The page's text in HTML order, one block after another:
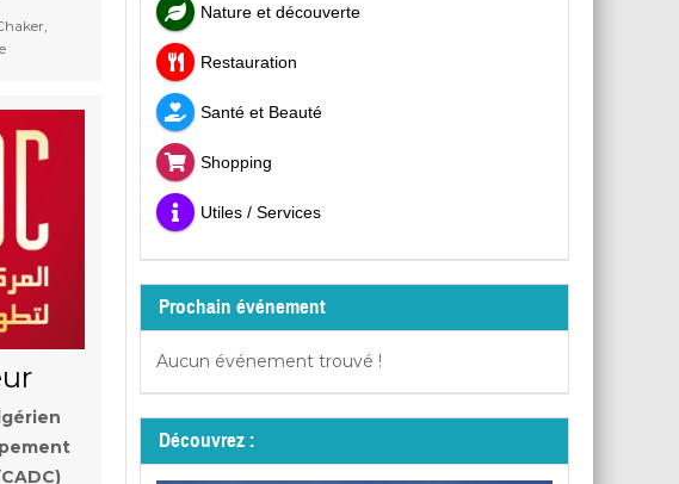
Nature et découverte
Restauration
Santé et Beauté
Shopping
Utiles / Services
Prochain événement
Aucun événement trouvé !
Découvrez :